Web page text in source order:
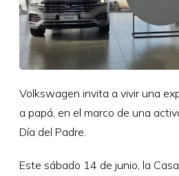
Volkswagen invita a vivir una
a papá, en el marco de una
Día del Padre.
Este sábado 14 de junio, la